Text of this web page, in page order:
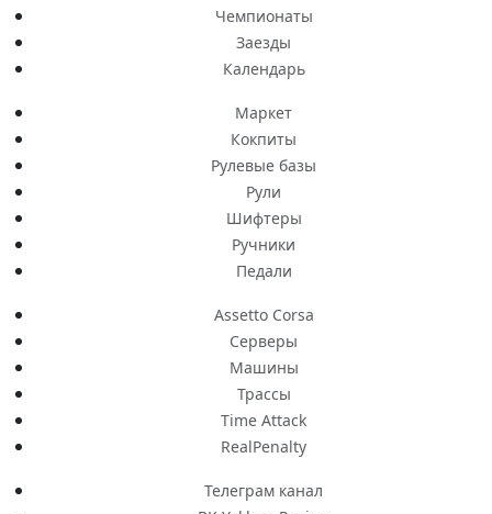
Чемпионаты
Заезды
Календарь
Маркет
Кокпиты
Рулевые базы
Рули
Шифтеры
Ручники
Педали
Assetto Corsa
Серверы
Машины
Трассы
Time Attack
RealPenalty
Телеграм канал